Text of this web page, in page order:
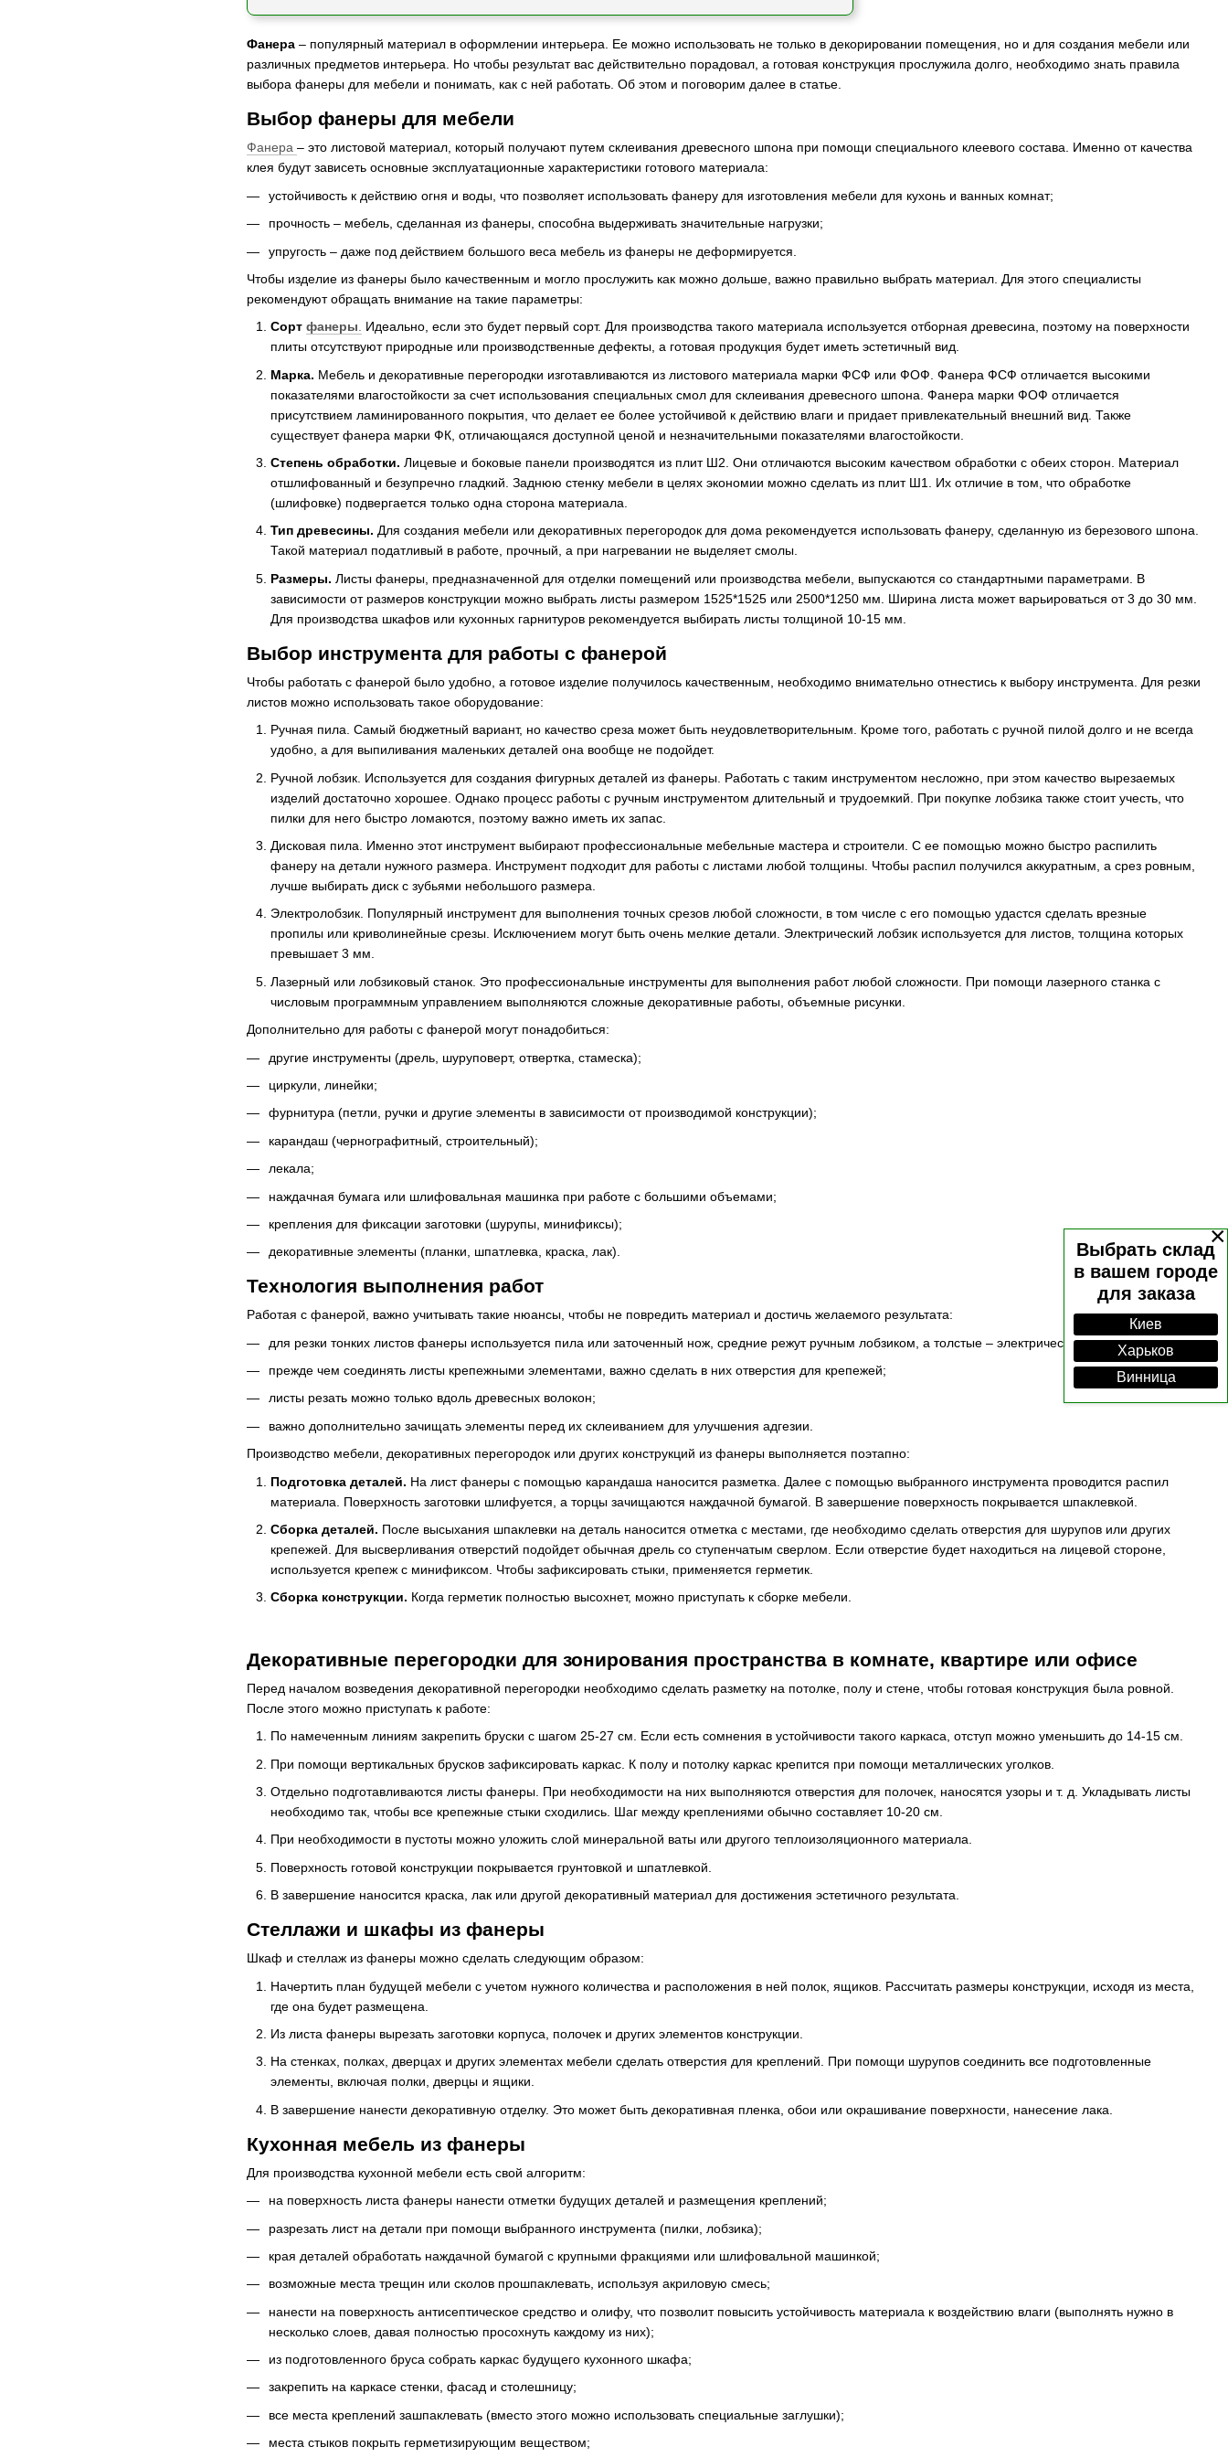
×
Выбрать склад
в вашем городе
для заказа
Киев
Харьков
Винница
Фанера – популярный материал в оформлении интерьера. Ее можно использовать не только в декорировании помещения, но и для создания мебели или
различных предметов интерьера. Но чтобы результат вас действительно порадовал, а готовая конструкция прослужила долго, необходимо знать правила
выбора фанеры для мебели и понимать, как с ней работать. Об этом и поговорим далее в статье.
Выбор фанеры для мебели
Фанера – это листовой материал, который получают путем склеивания древесного шпона при помощи специального клеевого состава. Именно от качества
клея будут зависеть основные эксплуатационные характеристики готового материала:
устойчивость к действию огня и воды, что позволяет использовать фанеру для изготовления мебели для кухонь и ванных комнат;
прочность – мебель, сделанная из фанеры, способна выдерживать значительные нагрузки;
упругость – даже под действием большого веса мебель из фанеры не деформируется.
Чтобы изделие из фанеры было качественным и могло прослужить как можно дольше, важно правильно выбрать материал. Для этого специалисты
рекомендуют обращать внимание на такие параметры:
Сорт фанеры. Идеально, если это будет первый сорт. Для производства такого материала используется отборная древесина, поэтому на поверхности
плиты отсутствуют природные или производственные дефекты, а готовая продукция будет иметь эстетичный вид.
Марка. Мебель и декоративные перегородки изготавливаются из листового материала марки ФСФ или ФОФ. Фанера ФСФ отличается высокими
показателями влагостойкости за счет использования специальных смол для склеивания древесного шпона. Фанера марки ФОФ отличается
присутствием ламинированного покрытия, что делает ее более устойчивой к действию влаги и придает привлекательный внешний вид. Также
существует фанера марки ФК, отличающаяся доступной ценой и незначительными показателями влагостойкости.
Степень обработки. Лицевые и боковые панели производятся из плит Ш2. Они отличаются высоким качеством обработки с обеих сторон. Материал
отшлифованный и безупречно гладкий. Заднюю стенку мебели в целях экономии можно сделать из плит Ш1. Их отличие в том, что обработке
(шлифовке) подвергается только одна сторона материала.
Тип древесины. Для создания мебели или декоративных перегородок для дома рекомендуется использовать фанеру, сделанную из березового шпона.
Такой материал податливый в работе, прочный, а при нагревании не выделяет смолы.
Размеры. Листы фанеры, предназначенной для отделки помещений или производства мебели, выпускаются со стандартными параметрами. В
зависимости от размеров конструкции можно выбрать листы размером 1525*1525 или 2500*1250 мм. Ширина листа может варьироваться от 3 до 30 мм.
Для производства шкафов или кухонных гарнитуров рекомендуется выбирать листы толщиной 10-15 мм.
Выбор инструмента для работы с фанерой
Чтобы работать с фанерой было удобно, а готовое изделие получилось качественным, необходимо внимательно отнестись к выбору инструмента. Для резки
листов можно использовать такое оборудование:
Ручная пила. Самый бюджетный вариант, но качество среза может быть неудовлетворительным. Кроме того, работать с ручной пилой долго и не всегда
удобно, а для выпиливания маленьких деталей она вообще не подойдет.
Ручной лобзик. Используется для создания фигурных деталей из фанеры. Работать с таким инструментом несложно, при этом качество вырезаемых
изделий достаточно хорошее. Однако процесс работы с ручным инструментом длительный и трудоемкий. При покупке лобзика также стоит учесть, что
пилки для него быстро ломаются, поэтому важно иметь их запас.
Дисковая пила. Именно этот инструмент выбирают профессиональные мебельные мастера и строители. С ее помощью можно быстро распилить
фанеру на детали нужного размера. Инструмент подходит для работы с листами любой толщины. Чтобы распил получился аккуратным, а срез ровным,
лучше выбирать диск с зубьями небольшого размера.
Электролобзик. Популярный инструмент для выполнения точных срезов любой сложности, в том числе с его помощью удастся сделать врезные
пропилы или криволинейные срезы. Исключением могут быть очень мелкие детали. Электрический лобзик используется для листов, толщина которых
превышает 3 мм.
Лазерный или лобзиковый станок. Это профессиональные инструменты для выполнения работ любой сложности. При помощи лазерного станка с
числовым программным управлением выполняются сложные декоративные работы, объемные рисунки.
Дополнительно для работы с фанерой могут понадобиться:
другие инструменты (дрель, шуруповерт, отвертка, стамеска);
циркули, линейки;
фурнитура (петли, ручки и другие элементы в зависимости от производимой конструкции);
карандаш (чернографитный, строительный);
лекала;
наждачная бумага или шлифовальная машинка при работе с большими объемами;
крепления для фиксации заготовки (шурупы, минификсы);
декоративные элементы (планки, шпатлевка, краска, лак).
Технология выполнения работ
Работая с фанерой, важно учитывать такие нюансы, чтобы не повредить материал и достичь желаемого результата:
для резки тонких листов фанеры используется пила или заточенный нож, средние режут ручным лобзиком, а толстые – электрическим инструментом;
прежде чем соединять листы крепежными элементами, важно сделать в них отверстия для крепежей;
листы резать можно только вдоль древесных волокон;
важно дополнительно зачищать элементы перед их склеиванием для улучшения адгезии.
Производство мебели, декоративных перегородок или других конструкций из фанеры выполняется поэтапно:
Подготовка деталей. На лист фанеры с помощью карандаша наносится разметка. Далее с помощью выбранного инструмента проводится распил
материала. Поверхность заготовки шлифуется, а торцы зачищаются наждачной бумагой. В завершение поверхность покрывается шпаклевкой.
Сборка деталей. После высыхания шпаклевки на деталь наносится отметка с местами, где необходимо сделать отверстия для шурупов или других
крепежей. Для высверливания отверстий подойдет обычная дрель со ступенчатым сверлом. Если отверстие будет находиться на лицевой стороне,
используется крепеж с минификсом. Чтобы зафиксировать стыки, применяется герметик.
Сборка конструкции. Когда герметик полностью высохнет, можно приступать к сборке мебели.
Декоративные перегородки для зонирования пространства в комнате, квартире или офисе
Перед началом возведения декоративной перегородки необходимо сделать разметку на потолке, полу и стене, чтобы готовая конструкция была ровной.
После этого можно приступать к работе:
По намеченным линиям закрепить бруски с шагом 25-27 см. Если есть сомнения в устойчивости такого каркаса, отступ можно уменьшить до 14-15 см.
При помощи вертикальных брусков зафиксировать каркас. К полу и потолку каркас крепится при помощи металлических уголков.
Отдельно подготавливаются листы фанеры. При необходимости на них выполняются отверстия для полочек, наносятся узоры и т. д. Укладывать листы
необходимо так, чтобы все крепежные стыки сходились. Шаг между креплениями обычно составляет 10-20 см.
При необходимости в пустоты можно уложить слой минеральной ваты или другого теплоизоляционного материала.
Поверхность готовой конструкции покрывается грунтовкой и шпатлевкой.
В завершение наносится краска, лак или другой декоративный материал для достижения эстетичного результата.
Стеллажи и шкафы из фанеры
Шкаф и стеллаж из фанеры можно сделать следующим образом:
Начертить план будущей мебели с учетом нужного количества и расположения в ней полок, ящиков. Рассчитать размеры конструкции, исходя из места,
где она будет размещена.
Из листа фанеры вырезать заготовки корпуса, полочек и других элементов конструкции.
На стенках, полках, дверцах и других элементах мебели сделать отверстия для креплений. При помощи шурупов соединить все подготовленные
элементы, включая полки, дверцы и ящики.
В завершение нанести декоративную отделку. Это может быть декоративная пленка, обои или окрашивание поверхности, нанесение лака.
Кухонная мебель из фанеры
Для производства кухонной мебели есть свой алгоритм:
на поверхность листа фанеры нанести отметки будущих деталей и размещения креплений;
разрезать лист на детали при помощи выбранного инструмента (пилки, лобзика);
края деталей обработать наждачной бумагой с крупными фракциями или шлифовальной машинкой;
возможные места трещин или сколов прошпаклевать, используя акриловую смесь;
нанести на поверхность антисептическое средство и олифу, что позволит повысить устойчивость материала к воздействию влаги (выполнять нужно в
несколько слоев, давая полностью просохнуть каждому из них);
из подготовленного бруса собрать каркас будущего кухонного шкафа;
закрепить на каркасе стенки, фасад и столешницу;
все места креплений зашпаклевать (вместо этого можно использовать специальные заглушки);
места стыков покрыть герметизирующим веществом;